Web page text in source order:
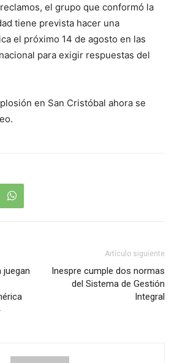
el grupo que conformó la
tiene prevista hacer una
el próximo 14 de agosto en las
para exigir respuestas del
en San Cristóbal ahora se
juegan
Artículo siguiente
Inespre cumple dos normas
del Sistema de Gestión
Integral